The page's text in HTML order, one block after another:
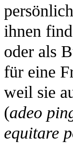
ihnen
oder als
für eine
weil sie
(adeo
equitare